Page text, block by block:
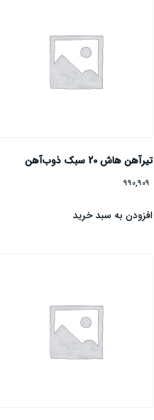
تیرآهن هاش 20 سبک ذوب‌آهن
990,909
افزودن به سبد خرید